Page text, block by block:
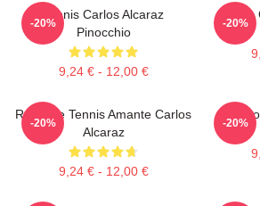
Tennis Carlos Alcaraz
Pinocchio
9,24 € - 12,00 €
-20%
Tennis
-20%
Ragazze Tennis Amante Carlos
Alcaraz
9,24 € - 12,00 €
-20% -20%